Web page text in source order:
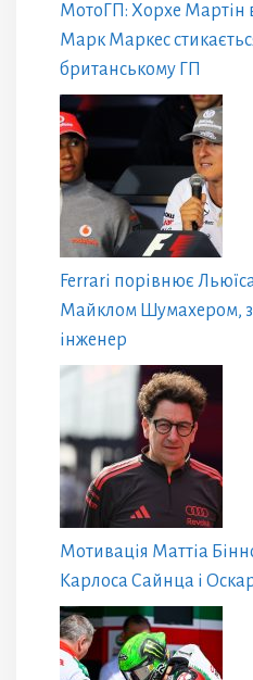
МотоГП: Хорхе Мартін
Марк Маркес
британському ГП
Ferrari порівнює
Майклом Шумахером,
інженер
Мотивація Маттіа
Карлоса Сайнца і